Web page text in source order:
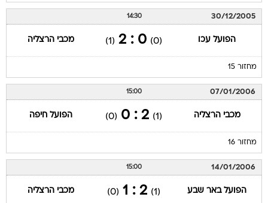
30/12/2005
14:30
הפועל עכו (0)
0 : 2
(1) מכבי הרצליה
מחזור 15
07/01/2006
15:00
מכבי הרצליה (1)
2 : 0
(0) הפועל חיפה
מחזור 16
14/01/2006
15:00
הפועל באר שבע (1)
2 : 1
(0) מכבי הרצליה